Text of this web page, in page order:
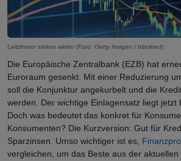
Leitzinsen sinken weiter (Foto: Getty Images / blackred)
Die Europäische Zentralbank (EZB) hat
Euroraum gesenkt. Mit einer Reduzierung
soll die Konjunktur angekurbelt und die
werden. Der wichtige Einlagensatz liegt jetzt
Doch was bedeutet das konkret für
Konsumenten? Die Kurzversion: Gut für
Sparzinsen. Umso wichtiger ist es,
vergleichen, um das Beste aus der aktuellen